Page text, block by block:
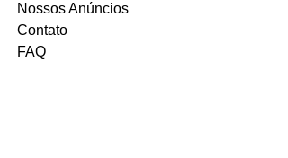
Nossos Anúncios
Contato
FAQ